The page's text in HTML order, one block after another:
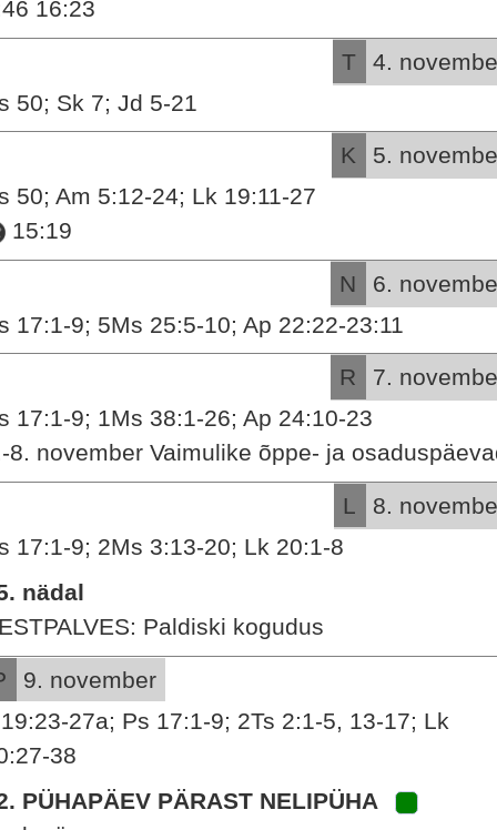
16:23
T
4.
50; Sk 7; Jd 5-21
K
5.
50; Am 5:12-24; Lk 19:11-27
15:19
N
6.
17:1-9; 5Ms 25:5-10; Ap 22:22-23:11
R
7.
17:1-9; 1Ms 38:1-26; Ap 24:10-23
8. november Vaimulike õppe- ja
L
8.
17:1-9; 2Ms 3:13-20; Lk 20:1-8
nädal
Paldiski kogudus
9. november
27a; Ps 17:1-9; 2Ts 2:1-5, 13-17; Lk
38
PÜHAPÄEV PÄRAST NELIPÜHA